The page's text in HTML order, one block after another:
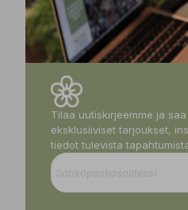
Tilaa uutiskirjeemme ja
eksklusiiviset tarjoukset,
tiedot tulevista